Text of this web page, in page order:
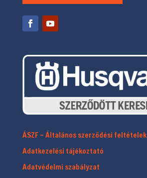
ÁSZF – Általános szerződési feltételek
Adatkezelési tájékoztató
Adatvédelmi szabályzat